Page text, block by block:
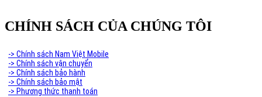
CHÍNH SÁCH CỦA CHÚNG TÔI
-> Chính sách Nam Việt Mobile
-> Chính sách vận chuyển
-> Chính sách bảo hành
-> Chính sách bảo mật
-> Phương thức thanh toán